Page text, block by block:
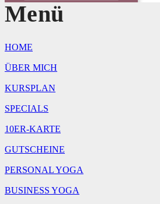
Menü
HOME
ÜBER MICH
KURSPLAN
SPECIALS
10ER-KARTE
GUTSCHEINE
PERSONAL YOGA
BUSINESS YOGA